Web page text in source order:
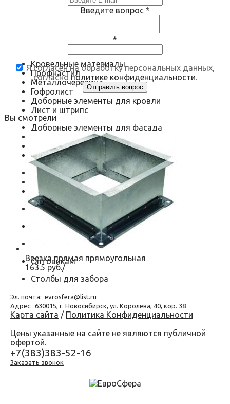
Введите вопрос *
*
Я согласен на обработку персональных данных,
согласно политике конфиденциальности.
Вы смотрели
Врезка прямая прямоугольная
163.5 руб./
Кровельные материалы
Профнастил
Металлочерепица
Гофролист
Доборные элементы для кровли
Лист и штрипс
Доборные элементы для фасада
Металлосайдинг
Доборные элементы для фасада
Металлокассеты
Воздуховоды
Круглые
Прямоугольные
Водосточная система
Нестандартные изделия
Оконные откосы и отливы
Оптовикам
Столбы для забора
Эл. почта: evrosfera@list.ru
Адрес: 630015, г. Новосибирск, ул. Королева, 40, кор. 38
Карта сайта / Политика Конфиденциальности
Цены указанные на сайте не являются публичной
офертой.
+7(383)383-52-16
Заказать звонок